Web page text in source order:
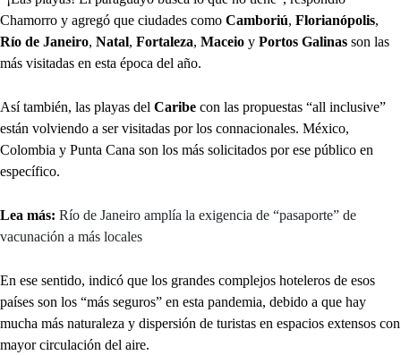
Chamorro y agregó que ciudades como Camboriú, Florianópolis,
Río de Janeiro, Natal, Fortaleza, Maceio y Portos Galinas son las
más visitadas en esta época del año.
Así también, las playas del Caribe con las propuestas “all inclusive”
están volviendo a ser visitadas por los connacionales. México,
Colombia y Punta Cana son los más solicitados por ese público en
específico.
Lea más: Río de Janeiro amplía la exigencia de “pasaporte” de
vacunación a más locales
En ese sentido, indicó que los grandes complejos hoteleros de esos
países son los “más seguros” en esta pandemia, debido a que hay
mucha más naturaleza y dispersión de turistas en espacios extensos con
mayor circulación del aire.